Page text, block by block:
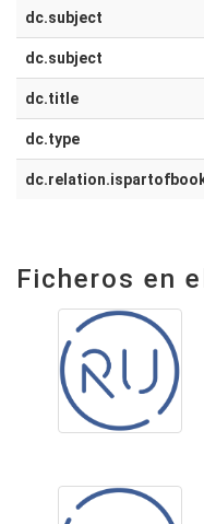
dc.subject
dc.subject
dc.title
dc.type
Ficheros en